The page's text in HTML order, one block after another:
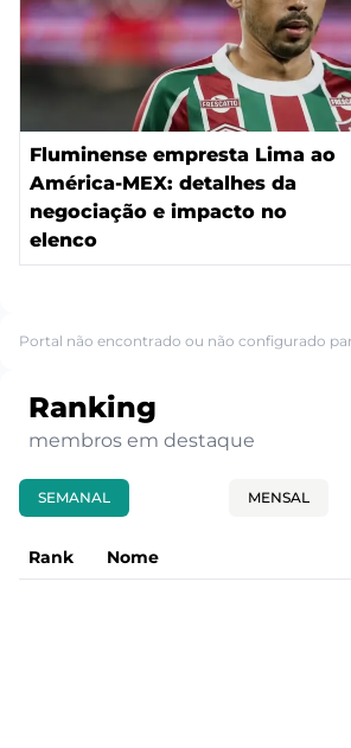
Fluminense empresta Lima ao
América-MEX: detalhes da
negociação e impacto no
elenco
Portal não encontrado ou não configurado
Ranking
membros em destaque
SEMANAL MENSAL
Rank Nome